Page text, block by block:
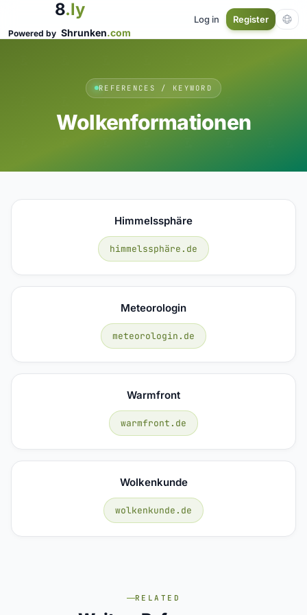
8.ly
Powered by Shrunken.com
Log in Register
REFERENCES / KEYWORD
Wolkenformationen
Himmelssphäre
himmelssphäre.de
Meteorologin
meteorologin.de
Warmfront
warmfront.de
Wolkenkunde
wolkenkunde.de
RELATED